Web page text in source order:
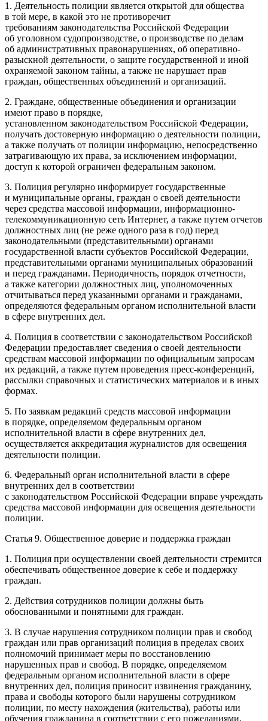
1. Деятельность полиции является открытой для общества
в той мере, в какой это не противоречит
требованиям законодательства Российской Федерации
об уголовном судопроизводстве, о производстве по делам
об административных правонарушениях, об оперативно-
разыскной деятельности, о защите государственной и иной
охраняемой законом тайны, а также не нарушает прав
граждан, общественных объединений и организаций.
2. Граждане, общественные объединения и организации
имеют право в порядке,
установленном законодательством Российской Федерации,
получать достоверную информацию о деятельности полиции,
а также получать от полиции информацию, непосредственно
затрагивающую их права, за исключением информации,
доступ к которой ограничен федеральным законом.
3. Полиция регулярно информирует государственные
и муниципальные органы, граждан о своей деятельности
через средства массовой информации, информационно-
телекоммуникационную сеть Интернет, а также путем отчетов
должностных лиц (не реже одного раза в год) перед
законодательными (представительными) органами
государственной власти субъектов Российской Федерации,
представительными органами муниципальных образований
и перед гражданами. Периодичность, порядок отчетности,
а также категории должностных лиц, уполномоченных
отчитываться перед указанными органами и гражданами,
определяются федеральным органом исполнительной власти
в сфере внутренних дел.
4. Полиция в соответствии с законодательством Российской
Федерации предоставляет сведения о своей деятельности
средствам массовой информации по официальным запросам
их редакций, а также путем проведения пресс-конференций,
рассылки справочных и статистических материалов и в иных
формах.
5. По заявкам редакций средств массовой информации
в порядке, определяемом федеральным органом
исполнительной власти в сфере внутренних дел,
осуществляется аккредитация журналистов для освещения
деятельности полиции.
6. Федеральный орган исполнительной власти в сфере
внутренних дел в соответствии
с законодательством Российской Федерации вправе учреждать
средства массовой информации для освещения деятельности
полиции.
Статья 9. Общественное доверие и поддержка граждан
1. Полиция при осуществлении своей деятельности стремится
обеспечивать общественное доверие к себе и поддержку
граждан.
2. Действия сотрудников полиции должны быть
обоснованными и понятными для граждан.
3. В случае нарушения сотрудником полиции прав и свобод
граждан или прав организаций полиция в пределах своих
полномочий принимает меры по восстановлению
нарушенных прав и свобод. В порядке, определяемом
федеральным органом исполнительной власти в сфере
внутренних дел, полиция приносит извинения гражданину,
права и свободы которого были нарушены сотрудником
полиции, по месту нахождения (жительства), работы или
обучения гражданина в соответствии с его пожеланиями.